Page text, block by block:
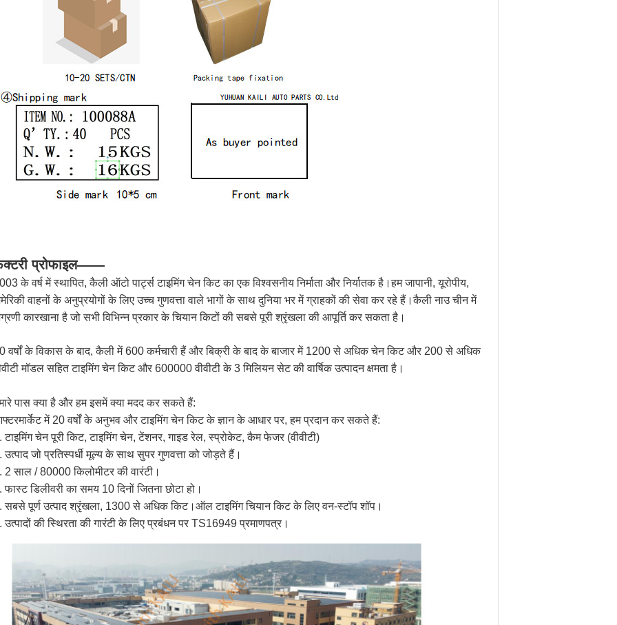
प्रोफाइल——
के वर्ष में स्थापित, कैली ऑटो पार्ट्स टाइमिंग चेन किट का एक विश्वसनीय निर्माता और निर्यातक है।हम जापानी, यूरोपीय,
वाहनों के अनुप्रयोगों के लिए उच्च गुणवत्ता वाले भागों के साथ दुनिया भर में ग्राहकों की सेवा कर रहे हैं।कैली नाउ चीन में
कारखाना है जो सभी विभिन्न प्रकार के चियान किटों की सबसे पूरी श्रृंखला की आपूर्ति कर सकता है।
वर्षों के विकास के बाद, कैली में 600 कर्मचारी हैं और बिक्री के बाद के बाजार में 1200 से अधिक चेन किट और 200 से अधिक
मॉडल सहित टाइमिंग चेन किट और 600000 वीवीटी के 3 मिलियन सेट की वार्षिक उत्पादन क्षमता है।
पास क्या है और हम इसमें क्या मदद कर सकते हैं:
में 20 वर्षों के अनुभव और टाइमिंग चेन किट के ज्ञान के आधार पर, हम प्रदान कर सकते हैं:
टाइमिंग चेन पूरी किट, टाइमिंग चेन, टेंशनर, गाइड रेल, स्प्रोकेट, कैम फेजर (वीवीटी)
उत्पाद जो प्रतिस्पर्धी मूल्य के साथ सुपर गुणवत्ता को जोड़ते हैं।
2 साल / 80000 किलोमीटर की वारंटी।
फास्ट डिलीवरी का समय 10 दिनों जितना छोटा हो।
सबसे पूर्ण उत्पाद श्रृंखला, 1300 से अधिक किट।ऑल टाइमिंग चियान किट के लिए वन-स्टॉप शॉप।
उत्पादों की स्थिरता की गारंटी के लिए प्रबंधन पर TS16949 प्रमाणपत्र।